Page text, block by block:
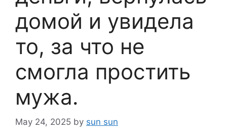
домой и увидела
то, за что не
смогла простить
мужа.
May 24, 2025 by sun sun